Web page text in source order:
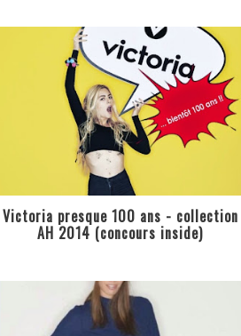
Victoria presque 100 ans - collection
AH 2014 (concours inside)